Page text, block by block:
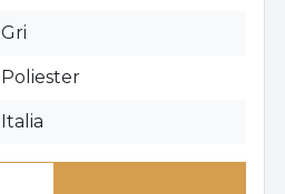
Gri
Poliester
Italia